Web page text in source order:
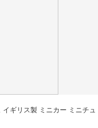
イギリス製 ミニカー ミニチュ